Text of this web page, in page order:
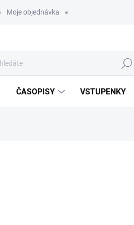
Moje objednávka
Hledat
ČASOPISY VSTUPENKY